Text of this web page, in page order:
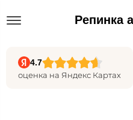
Репинка
4.7
оценка на Яндекс Картах